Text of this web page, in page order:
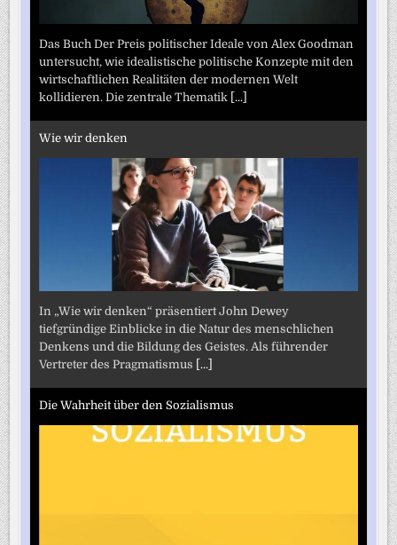
Das Buch Der Preis politischer Ideale von Alex Goodman
untersucht, wie idealistische politische Konzepte mit den
wirtschaftlichen Realitäten der modernen Welt
kollidieren. Die zentrale Thematik [...]
Wie wir denken
In „Wie wir denken“ präsentiert John Dewey
tiefgründige Einblicke in die Natur des menschlichen
Denkens und die Bildung des Geistes. Als führender
Vertreter des Pragmatismus [...]
Die Wahrheit über den Sozialismus